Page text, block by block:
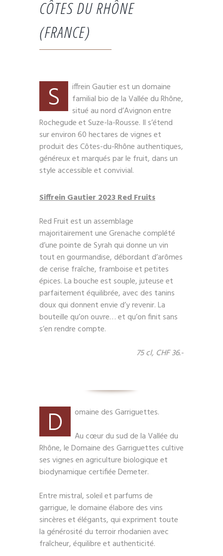
CÔTES DU RHÔNE
(FRANCE)
S
iffrein Gautier est un domaine
familial bio de la Vallée du Rhône,
situé au nord d’Avignon entre
Rochegude et Suze-la-Rousse. Il s’étend
sur environ 60 hectares de vignes et
produit des Côtes-du-Rhône authentiques,
généreux et marqués par le fruit, dans un
style accessible et convivial.
Siffrein Gautier 2023 Red Fruits
Red Fruit est un assemblage
majoritairement une Grenache complété
d’une pointe de Syrah qui donne un vin
tout en gourmandise, débordant d’arômes
de cerise fraîche, framboise et petites
épices. La bouche est souple, juteuse et
parfaitement équilibrée, avec des tanins
doux qui donnent envie d’y revenir. La
bouteille qu’on ouvre… et qu’on finit sans
s’en rendre compte.
75 cl, CHF 36.-
D
omaine des Garriguettes.
Au cœur du sud de la Vallée du
Rhône, le Domaine des Garriguettes cultive
ses vignes en agriculture biologique et
biodynamique certifiée Demeter.
Entre mistral, soleil et parfums de
garrigue, le domaine élabore des vins
sincères et élégants, qui expriment toute
la générosité du terroir rhodanien avec
fraîcheur, équilibre et authenticité.